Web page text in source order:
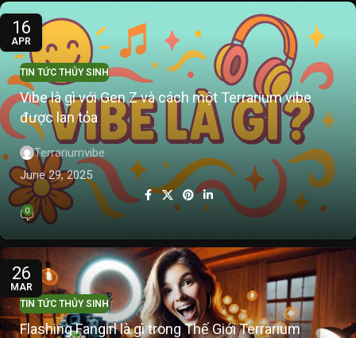
16
APR
TIN TỨC THỦY SINH
Vibe là gì với Gen Z và cách một Terrarium vibe
được lan tỏa
Terrariumvibe
June 29, 2025
0
26
MAR
TIN TỨC THỦY SINH
Flashing Fangirl là gì trong Thế Giới Terrarium